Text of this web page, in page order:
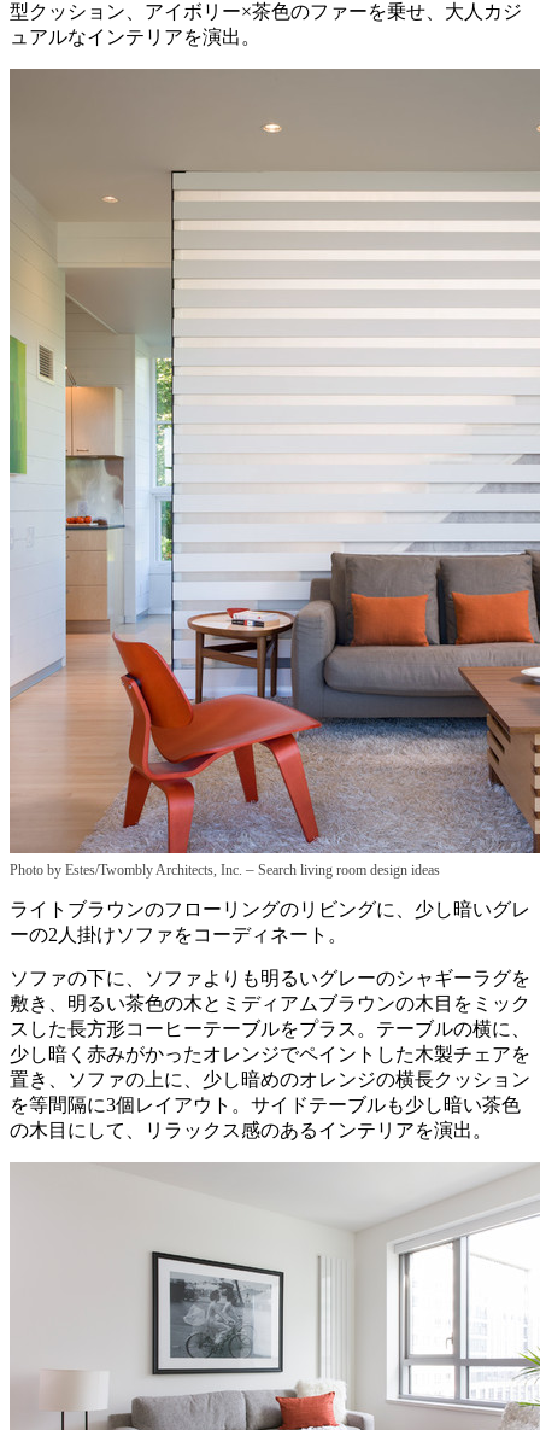
型クッション、アイボリー×茶色のファーを乗せ、大人カジ
ュアルなインテリアを演出。
Photo by Estes/Twombly Architects, Inc. – Search living room design ideas
ライトブラウンのフローリングのリビングに、少し暗いグレ
ーの2人掛けソファをコーディネート。
ソファの下に、ソファよりも明るいグレーのシャギーラグを
敷き、明るい茶色の木とミディアムブラウンの木目をミック
スした長方形コーヒーテーブルをプラス。テーブルの横に、
少し暗く赤みがかったオレンジでペイントした木製チェアを
置き、ソファの上に、少し暗めのオレンジの横長クッション
を等間隔に3個レイアウト。サイドテーブルも少し暗い茶色
の木目にして、リラックス感のあるインテリアを演出。